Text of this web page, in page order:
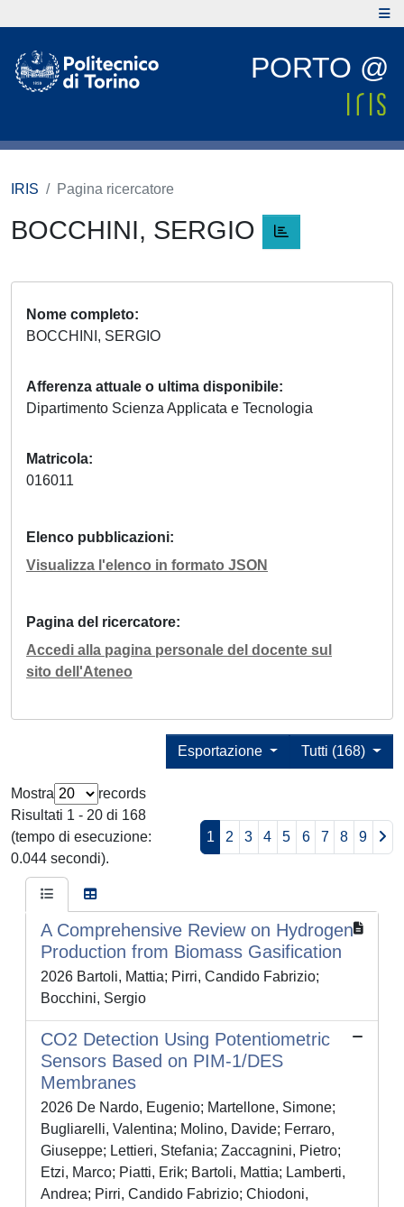
PORTO @
IRIS Pagina ricercatore
BOCCHINI, SERGIO
Nome completo
BOCCHINI, SERGIO
Afferenza attuale o ultima disponibile
Dipartimento Scienza Applicata e Tecnologia
Matricola
016011
Elenco pubblicazioni
Visualizza l'elenco in formato JSON
Pagina del ricercatore
Accedi alla pagina personale del docente sul
sito dell'Ateneo
Tutti (168)
Esportazione
Mostra
records
Risultati 1 - 20 di 168
(tempo di esecuzione:
0.044 secondi).
1 2 3 4 5 6 7 8 9
A Comprehensive Review on Hydrogen
Production from Biomass Gasification
2026 Bartoli, Mattia; Pirri, Candido Fabrizio;
Bocchini, Sergio
CO2 Detection Using Potentiometric
Sensors Based on PIM-1/DES
Membranes
2026 De Nardo, Eugenio; Martellone, Simone;
Bugliarelli, Valentina; Molino, Davide; Ferraro,
Giuseppe; Lettieri, Stefania; Zaccagnini, Pietro;
Etzi, Marco; Piatti, Erik; Bartoli, Mattia; Lamberti,
Andrea; Pirri, Candido Fabrizio; Chiodoni,